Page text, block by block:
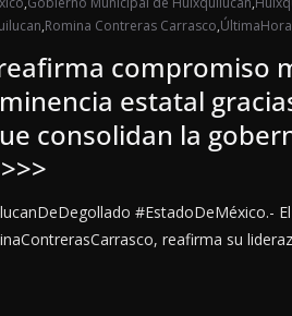
,Romina Contreras Carrasco,ÚltimaHora
compromiso
estatal
consolidan la
#EstadoDeMéxico.-
reafirma su